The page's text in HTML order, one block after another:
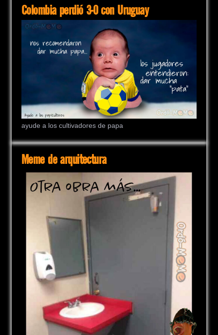
Colombia perdió 3-0 con Uruguay
ayude a los cultivadores de papa
Meme de arquitectura